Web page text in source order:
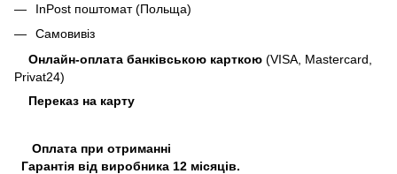
InPost поштомат (Польща)
Самовивіз
Онлайн-оплата банківською карткою (VISA, Mastercard,
Privat24)
Переказ на карту
Оплата при отриманні
Гарантія від виробника 12 місяців.